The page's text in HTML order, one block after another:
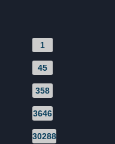
1
45
358
3646
30288